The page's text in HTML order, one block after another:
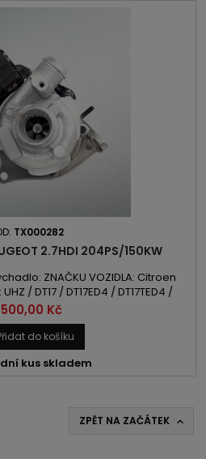
TX000282
2.7HDI 204PS/150KW
ZNAČKU VOZIDLA: Citroen
/ DT17 / DT17ED4 / DT17TED4 /
2.7HDI VÝKON: 150kW/204PS ROK
- POZOR:Leva Strana
Kč
do košíku
kus skladem
ZPĚT NA ZAČÁTEK 